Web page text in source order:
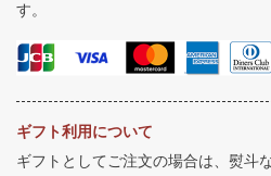
す。
ギフト利用について
ギフトとしてご注文の場合は、熨斗